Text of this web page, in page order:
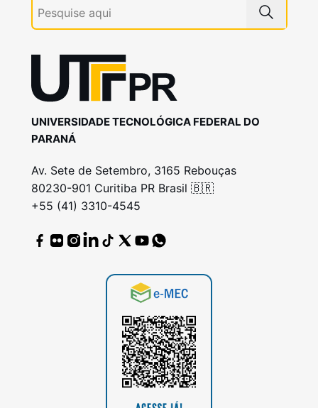
UNIVERSIDADE TECNOLÓGICA FEDERAL DO
PARANÁ
Av. Sete de Setembro, 3165 Rebouças
80230-901 Curitiba PR Brasil 🇧🇷
+55 (41) 3310-4545